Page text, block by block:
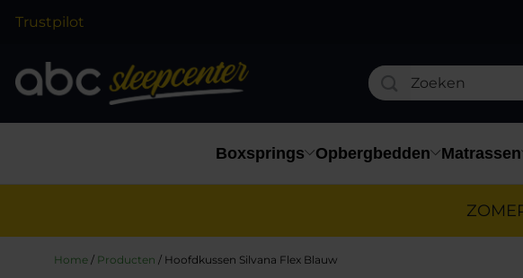
Trustpilot
Boxsprings Opbergbedden Matrassen
Home / Producten / Hoofdkussen Silvana Flex Blauw